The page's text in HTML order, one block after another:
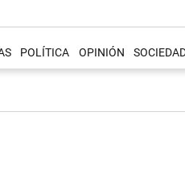
POLÍTICA OPINIÓN